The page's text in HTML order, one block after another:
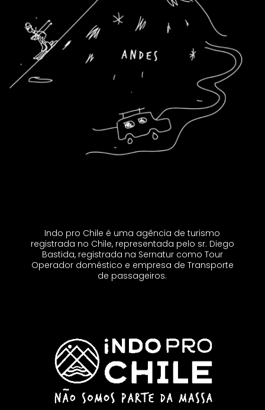
Indo pro Chile é uma agência de turismo
registrada no Chile, representada pelo sr. Diego
Bastida, registrada na Sernatur como Tour
Operador doméstico e empresa de Transporte
de passageiros.